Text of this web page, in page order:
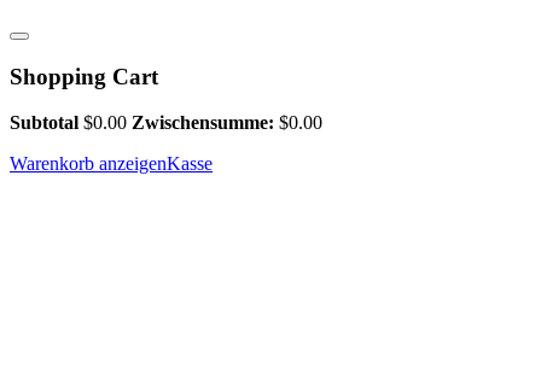
Shopping Cart
Subtotal $0.00 Zwischensumme: $0.00
Warenkorb anzeigenKasse